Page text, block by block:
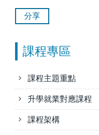
分享
課程專區
課程主題重點
升學就業對應課程
課程架構